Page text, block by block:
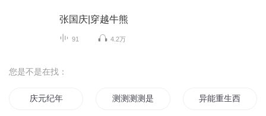
张国庆|穿越牛熊
91 4.2万
您是不是在找：
庆元纪年 测测测测是是是是 异能重生西门庆